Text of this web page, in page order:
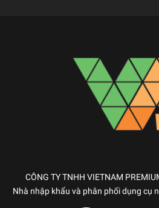
CÔNG TY TNHH VIETNAM
Nhà nhập khẩu và phân phối dụng cụ